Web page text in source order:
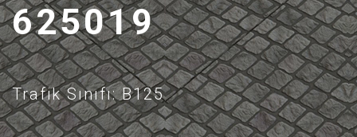
625019
Trafik Sınıfı: B125